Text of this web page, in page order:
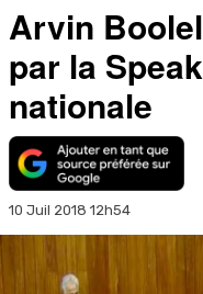
Arvin
par la
nationale
10 Juil 2018 12h54